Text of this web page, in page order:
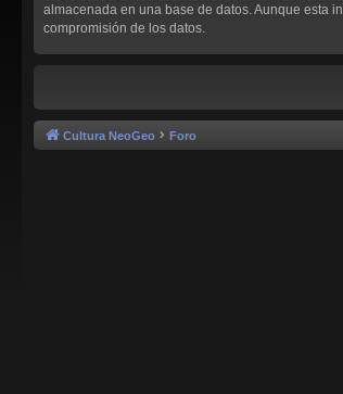
almacenada en una base de datos. Aunque esta
compromisión de los datos.
Cultura NeoGeo Foro